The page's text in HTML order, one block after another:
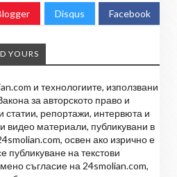
Disqus Facebook
YOURS
и технологиите, използвани
за авторското право и
статии, репортажи, интервюта и
видео материали, публикувани в
освен ако изрично е
публикуване на текстови
съгласие на 24smolian.com,